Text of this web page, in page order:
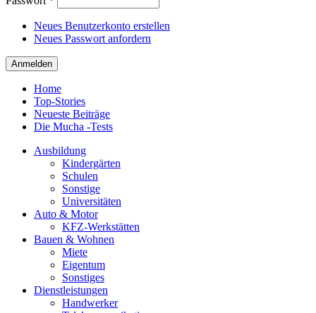
Neues Benutzerkonto erstellen
Neues Passwort anfordern
Home
Top-Stories
Neueste Beiträge
Die Mucha -Tests
Ausbildung
Kindergärten
Schulen
Sonstige
Universitäten
Auto & Motor
KFZ-Werkstätten
Bauen & Wohnen
Miete
Eigentum
Sonstiges
Dienstleistungen
Handwerker